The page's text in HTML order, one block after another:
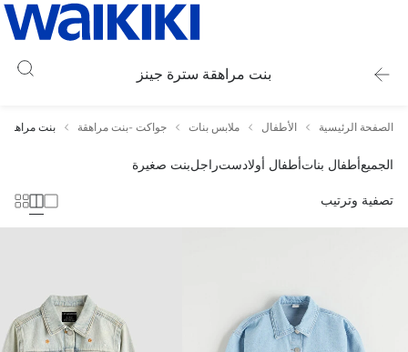
بنت مراهقة سترة جينز
الصفحة الرئيسية الأطفال ملابس بنات جواكت -بنت مراهقة بنت مراهقة
الجميعأطفال بناتأطفال أولادستراجلبنت صغيرة
تصفية وترتيب